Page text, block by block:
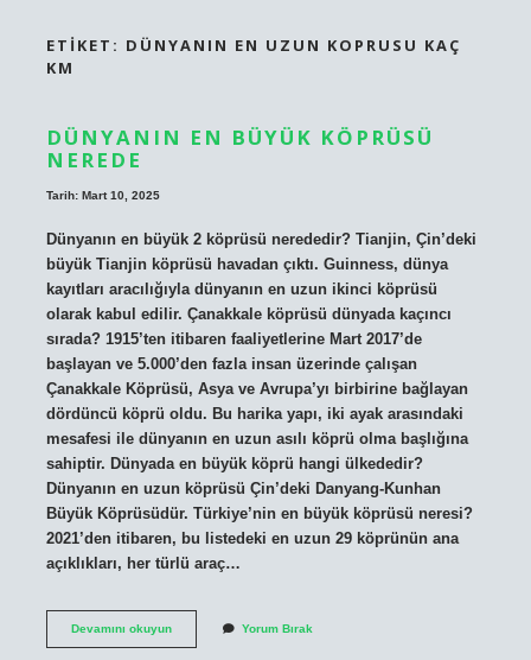
ETIKET: DÜNYANIN EN UZUN KOPRUSU KAÇ
KM
DÜNYANIN EN BÜYÜK KÖPRÜSÜ
NEREDE
Tarih: Mart 10, 2025
Dünyanın en büyük 2 köprüsü nerededir? Tianjin, Çin’deki
büyük Tianjin köprüsü havadan çıktı. Guinness, dünya
kayıtları aracılığıyla dünyanın en uzun ikinci köprüsü
olarak kabul edilir. Çanakkale köprüsü dünyada kaçıncı
sırada? 1915’ten itibaren faaliyetlerine Mart 2017’de
başlayan ve 5.000’den fazla insan üzerinde çalışan
Çanakkale Köprüsü, Asya ve Avrupa’yı birbirine bağlayan
dördüncü köprü oldu. Bu harika yapı, iki ayak arasındaki
mesafesi ile dünyanın en uzun asılı köprü olma başlığına
sahiptir. Dünyada en büyük köprü hangi ülkededir?
Dünyanın en uzun köprüsü Çin’deki Danyang-Kunhan
Büyük Köprüsüdür. Türkiye’nin en büyük köprüsü neresi?
2021’den itibaren, bu listedeki en uzun 29 köprünün ana
açıklıkları, her türlü araç…
Devamını okuyunDünyanın
Yorum Bırak